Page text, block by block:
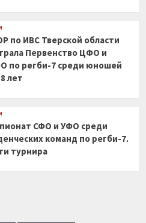
по ИВС Тверской области
Первенство ЦФО и
по регби-7 среди юношей
лет
СФО и УФО среди
команд по регби-7.
турнира